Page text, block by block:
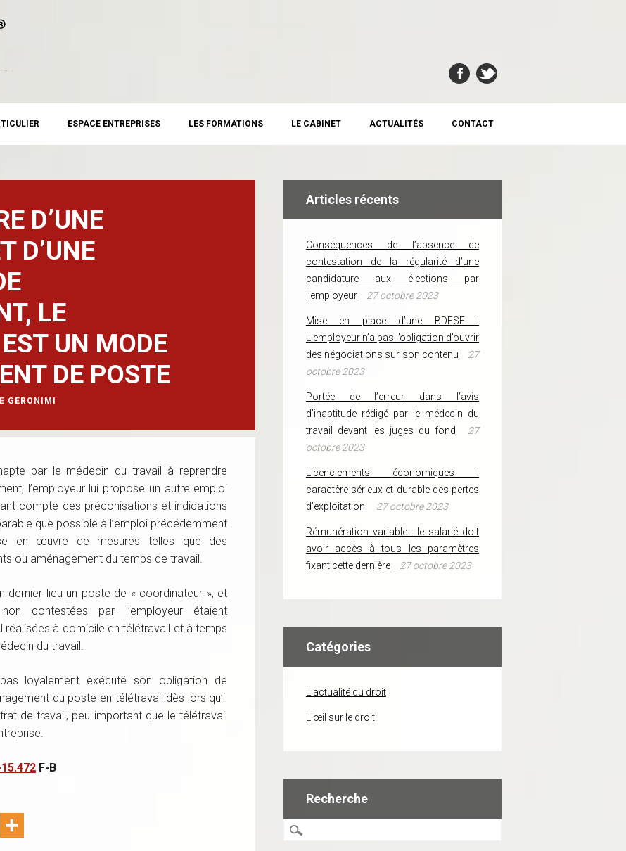
ESPACE ENTREPRISES LES FORMATIONS LE CABINET ACTUALITÉS CONTACT
D’UNE
D’UNE
LE
UN MODE
DE POSTE
GERONIMI
par le médecin du travail à reprendre
l’employeur lui propose un autre emploi
compte des préconisations et indications
que possible à l’emploi précédemment
en œuvre de mesures telles que des
ou aménagement du temps de travail.
dernier lieu un poste de « coordinateur », et
contestées par l’employeur étaient
réalisées à domicile en télétravail et à temps
du travail.
loyalement exécuté son obligation de
du poste en télétravail dès lors qu’il
de travail, peu important que le télétravail
F-B
Articles récents
Conséquences de l’absence de
contestation de la régularité d’une
candidature aux élections par
l’employeur
27 octobre 2023
Mise en place d’une BDESE :
L’employeur n’a pas l’obligation d’ouvrir
des négociations sur son contenu
27
octobre 2023
Portée de l’erreur dans l’avis
d’inaptitude rédigé par le médecin du
travail devant les juges du fond
27
octobre 2023
Licenciements économiques :
caractère sérieux et durable des pertes
d’exploitation
27 octobre 2023
Rémunération variable : le salarié doit
avoir accès à tous les paramètres
fixant cette dernière
27 octobre 2023
Catégories
L'actualité du droit
L'œil sur le droit
Recherche